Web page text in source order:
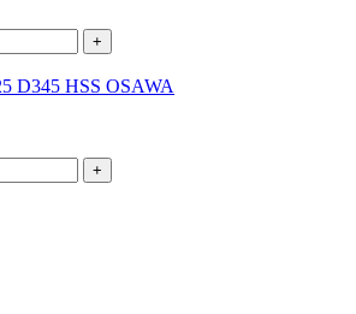
+
D345 HSS OSAWA
+